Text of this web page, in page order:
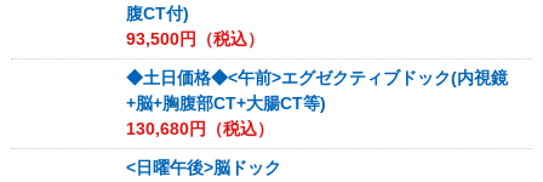
腹CT付)
93,500円（税込）
◆土日価格◆<午前>エグゼクティブドック(内視鏡
+脳+胸腹部CT+大腸CT等)
130,680円（税込）
<日曜午後>脳ドック